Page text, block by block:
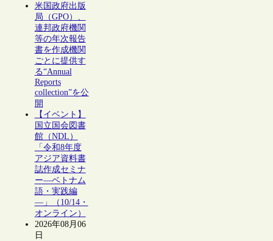
米国政府出版
局（GPO）、
連邦政府機関
等の年次報告
書を作成機関
ごとに提供す
る“Annual
Reports
collection”を公
開
【イベント】
国立国会図書
館（NDL）
「令和8年度
アジア資料書
誌作成セミナ
ー―ベトナム
語・実践編
―」（10/14・
オンライン）
2026年08月06
日